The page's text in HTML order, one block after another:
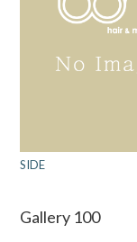
SIDE
Gallery 100